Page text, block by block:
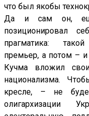
что был якобы
Да и сам он, еще
позиционировал
прагматика:
премьер, а потом – и
Кучма вложил
национализма.
кресле, – не
олигархизации